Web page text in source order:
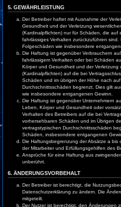
5. GEWÄHRLEISTUNG
Der Betreiber haftet mit Ausnahme der
Gesundheit und der Verletzung
(Kardinalpflichten) nur für Schäden, die auf
fahrlässiges Verhalten zurückzuführen sind.
Folgeschäden wie insbesondere
Die Haftung ist gegenüber Verbrauchern
fahrlässigem Verhalten oder bei Schäden
Körper und Gesundheit und der Verletzung
(Kardinalpflichten) auf die bei
Schäden und im übrigen der Höhe nach
Durchschnittsschäden begrenzt. Dies gilt
wie insbesondere entgangenen Gewinn.
Die Haftung ist gegenüber Unternehmern
Leben, Körper und Gesundheit oder
Verhalten des Betreibers auf die bei
vorhersehbaren Schäden und im Übrigen
vertragstypischen Durchschnittsschäden
Schäden, insbesondere entgangenen
Die Haftungsbegrenzung der Absätze a bis
der Mitarbeiter und Erfüllungsgehilfen des
Ansprüche für eine Haftung aus
unberührt.
6. ÄNDERUNGSVORBEHALT
Der Betreiber ist berechtigt, die
Datenschutzerklärung zu ändern. Die
mitgeteilt.
Der Nutzer ist berechtigt, den Änderungen